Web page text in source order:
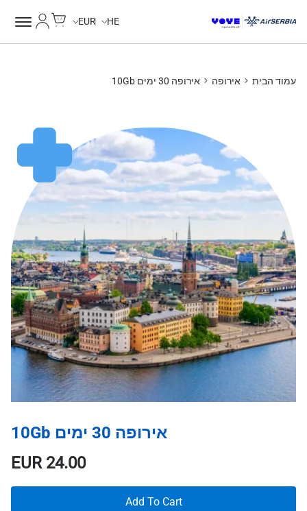
HE
EUR
עמוד הבית אירופה אירופה 30 ימים 10Gb
אירופה 30 ימים 10Gb
EUR24.00
Add To Cart